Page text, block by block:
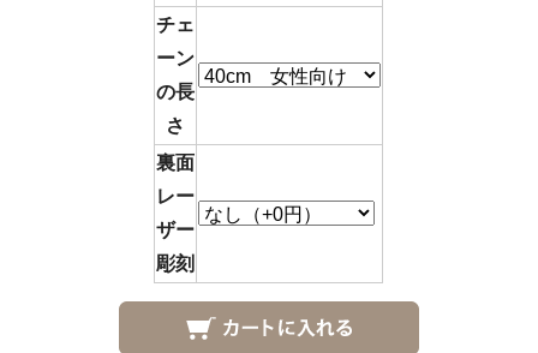
チェ
ーン
の長
さ
裏面
レー
ザー
彫刻